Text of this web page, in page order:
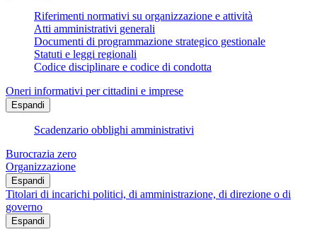
Riferimenti normativi su organizzazione e attività
Atti amministrativi generali
Documenti di programmazione strategico gestionale
Statuti e leggi regionali
Codice disciplinare e codice di condotta
Oneri informativi per cittadini e imprese
Espandi
Scadenzario obblighi amministrativi
Burocrazia zero
Organizzazione
Espandi
Titolari di incarichi politici, di amministrazione, di direzione o di
governo
Espandi